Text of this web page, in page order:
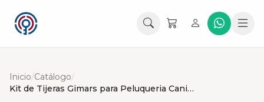
Inicio/Catálogo/
Kit de Tijeras Gimars para Peluqueria Canina y Mascotas